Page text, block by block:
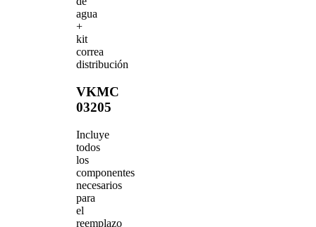
agua
+
kit
correa
distribución
VKMC
03205
Incluye
todos
los
componentes
necesarios
para
el
reemplazo